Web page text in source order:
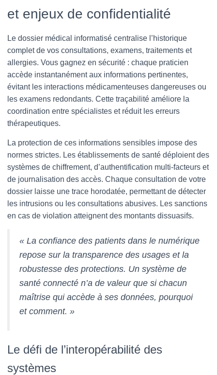
et enjeux de confidentialité
Le dossier médical informatisé centralise l’historique
complet de vos consultations, examens, traitements et
allergies. Vous gagnez en sécurité : chaque praticien
accède instantanément aux informations pertinentes,
évitant les interactions médicamenteuses dangereuses ou
les examens redondants. Cette traçabilité améliore la
coordination entre spécialistes et réduit les erreurs
thérapeutiques.
La protection de ces informations sensibles impose des
normes strictes. Les établissements de santé déploient des
systèmes de chiffrement, d’authentification multi-facteurs et
de journalisation des accès. Chaque consultation de votre
dossier laisse une trace horodatée, permettant de détecter
les intrusions ou les consultations abusives. Les sanctions
en cas de violation atteignent des montants dissuasifs.
« La confiance des patients dans le numérique
repose sur la transparence des usages et la
robustesse des protections. Un système de
santé connecté n’a de valeur que si chacun
maîtrise qui accède à ses données, pourquoi
et comment. »
Le défi de l’interopérabilité des
systèmes